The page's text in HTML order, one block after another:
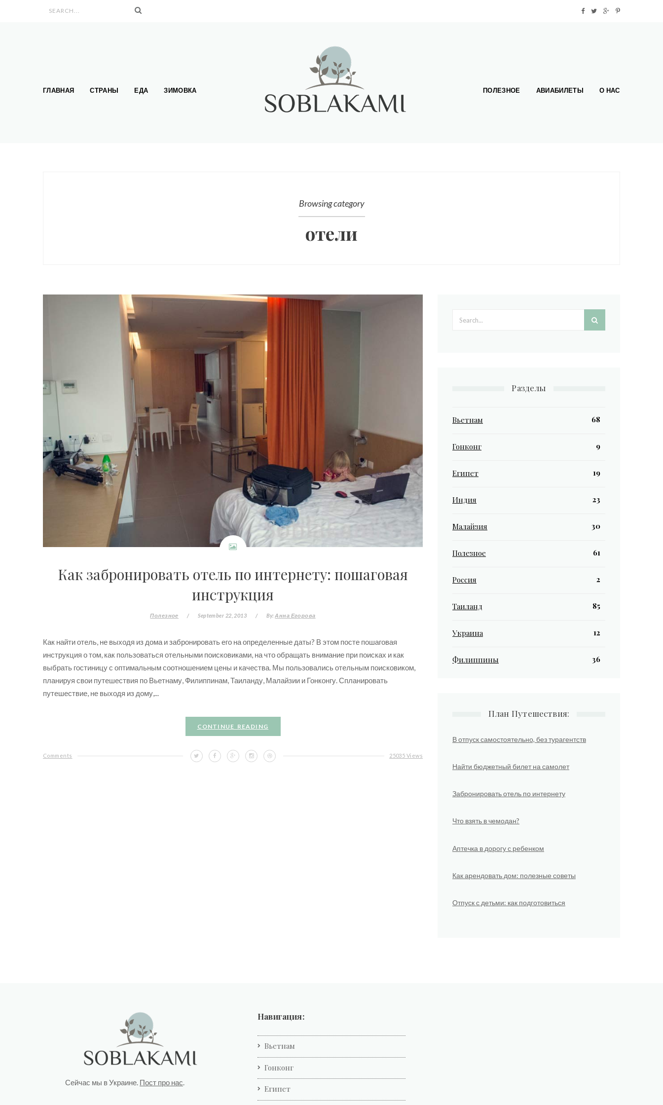
ГЛАВНАЯ СТРАНЫ ЕДА ЗИМОВКА ПОЛЕЗНОЕ АВИАБИЛЕТЫ О НАС
Browsing category
отели
Как забронировать отель по интернету: пошаговая
инструкция
Полезное / September 22, 2013 / By:Анна Егорова
Как найти отель, не выходя из дома и забронировать его на определенные даты? В этом посте пошаговая
инструкция о том, как пользоваться отельными поисковиками, на что обращать внимание при поисках и как
выбрать гостиницу с оптимальным соотношением цены и качества. Мы пользовались отельным поисковиком,
планируя свои путешествия по Вьетнаму, Филиппинам, Таиланду, Малайзии и Гонконгу. Спланировать
путешествие, не выходя из дому,...
CONTINUE READING
Comments 25035 Views
Search form
Разделы
Вьетнам 68
Гонконг 9
Египет 19
Индия 23
Малайзия 30
Полезное 61
Россия 2
Таиланд 85
Украина 12
Филиппины 36
План Путешествия:
В отпуск самостоятельно, без турагентств
Найти бюджетный билет на самолет
Забронировать отель по интернету
Что взять в чемодан?
Аптечка в дорогу с ребенком
Как арендовать дом: полезные советы
Отпуск с детьми: как подготовиться
Сейчас мы в Украине. Пост про нас.
Навигация:
Вьетнам
Гонконг
Египет